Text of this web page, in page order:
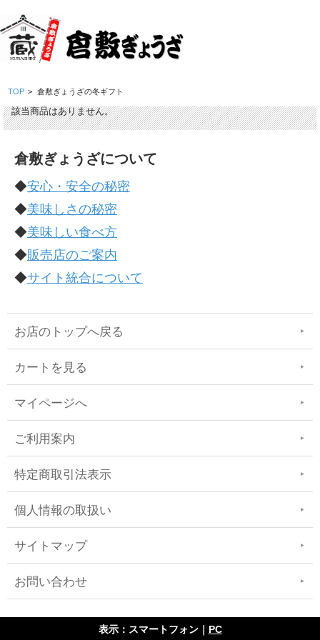
TOP > 倉敷ぎょうざの冬ギフト
該当商品はありません。
倉敷ぎょうざについて
◆安心・安全の秘密
◆美味しさの秘密
◆美味しい食べ方
◆販売店のご案内
◆サイト統合について
お店のトップへ戻る
カートを見る
マイページへ
ご利用案内
特定商取引法表示
個人情報の取扱い
サイトマップ
お問い合わせ
表示：スマートフォン｜ PC